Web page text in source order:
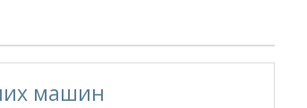
машин